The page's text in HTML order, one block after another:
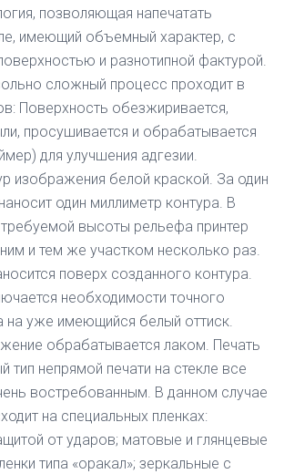
позволяющая напечатать
имеющий объемный характер, с
и разнотипной фактурой.
сложный процесс проходит в
Поверхность обезжиривается,
просушивается и обрабатывается
для улучшения адгезии.
изображения белой краской. За один
один миллиметр контура. В
высоты рельефа принтер
и тем же участком несколько раз.
поверх созданного контура.
необходимости точного
на уже имеющийся белый оттиск.
обрабатывается лаком. Печать
тип непрямой печати на стекле все
востребованным. В данном случае
на специальных пленках:
от ударов; матовые и глянцевые
типа «оракал»; зеркальные с